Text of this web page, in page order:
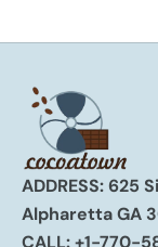
ADDRESS: 625
Alpharetta GA
CALL:+1-770-